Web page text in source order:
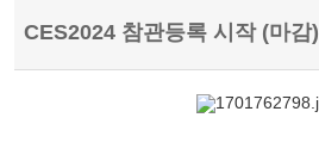
CES2024 참관등록 시작 (마감)